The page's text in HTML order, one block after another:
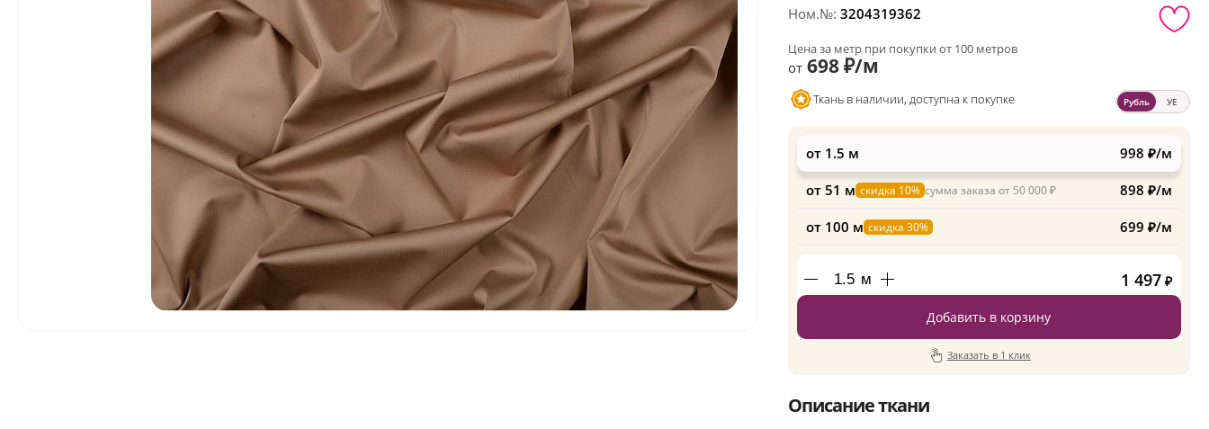
Ном.№: 3204319362
Цена за метр при покупки от 100 метров
от698 ₽/м
Ткань в наличии, доступна к покупке Рубль УЕ
от 1.5 м 998 ₽/м
от 51 м скидка 10% сумма заказа от 50 000 ₽ 898 ₽/м
от 100 м скидка 30% 699 ₽/м
м 1 497 ₽
Добавить в корзину
Заказать в 1 клик
Описание ткани